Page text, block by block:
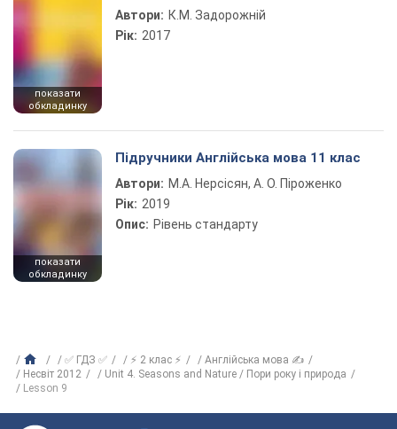
показати
обкладинку
Автори: К.М. Задорожній
Рік: 2017
показати
обкладинку
Підручники Англійська мова 11 клас
Автори: М.А. Нерсісян, А. О. Піроженко
Рік: 2019
Опис: Рівень стандарту
✅ ГДЗ ✅ ⚡ 2 клас ⚡
Англійська мова ✍
Несвіт 2012
Unit 4. Seasons and Nature / Пори року і природа
Lesson 9